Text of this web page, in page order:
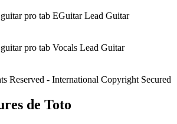
Reserved - International Copyright Secured
de Toto